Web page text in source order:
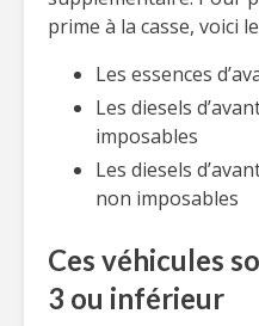
prime à la casse, voici
Les essences
Les diesels
imposables
Les diesels
non imposables
Ces véhicules
3 ou inférieur